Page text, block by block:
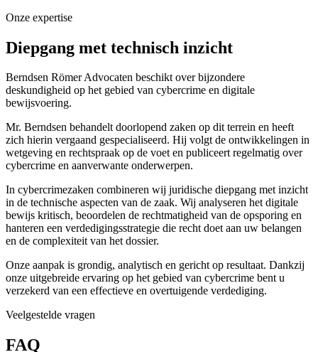
Onze expertise
Diepgang met technisch inzicht
Berndsen Römer Advocaten beschikt over bijzondere
deskundigheid op het gebied van cybercrime en digitale
bewijsvoering.
Mr. Berndsen behandelt doorlopend zaken op dit terrein en heeft
zich hierin vergaand gespecialiseerd. Hij volgt de ontwikkelingen in
wetgeving en rechtspraak op de voet en publiceert regelmatig over
cybercrime en aanverwante onderwerpen.
In cybercrimezaken combineren wij juridische diepgang met inzicht
in de technische aspecten van de zaak. Wij analyseren het digitale
bewijs kritisch, beoordelen de rechtmatigheid van de opsporing en
hanteren een verdedigingsstrategie die recht doet aan uw belangen
en de complexiteit van het dossier.
Onze aanpak is grondig, analytisch en gericht op resultaat. Dankzij
onze uitgebreide ervaring op het gebied van cybercrime bent u
verzekerd van een effectieve en overtuigende verdediging.
Veelgestelde vragen
FAQ